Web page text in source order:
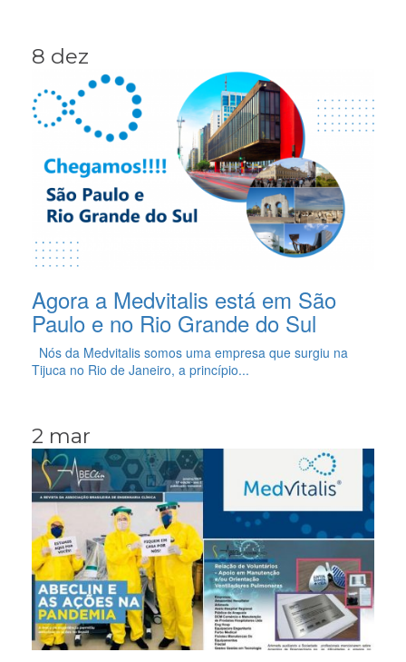
8 dez
Agora a Medvitalis está em São
Paulo e no Rio Grande do Sul
Nós da Medvitalis somos uma empresa que surgiu na
Tijuca no Rio de Janeiro, a princípio...
2 mar